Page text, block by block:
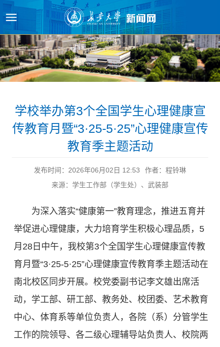
学校举办第3个全国学生心理健康宣
传教育月暨“3·25-5·25”心理健康宣传
教育季主题活动
发布时间：2026年06月02日 12:53
作者：程铃琳
来源：学生工作部（学生处）、武装部
为深入落实“健康第一”教育理念，推进五育并
举促进心理健康，大力培育学生积极心理品质，5
月28日中午，我校第3个全国学生心理健康宣传教
育月暨“3·25-5·25”心理健康宣传教育季主题活动在
南北校区同步开展。校党委副书记李文雄出席活
动，学工部、研工部、教务处、校团委、艺术教育
中心、体育系等单位负责人，各院（系）分管学生
工作的院领导、各二级心理辅导站负责人、校院两
原图